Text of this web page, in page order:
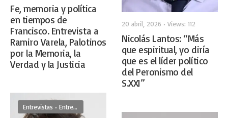
Fe, memoria y política
en tiempos de
Francisco. Entrevista a
Ramiro Varela, Palotinos
por la Memoria, la
Verdad y la Justicia
20 abril, 2026 • Views: 112
Nicolás Lantos: “Más
que espiritual, yo diría
que es el líder político
del Peronismo del
S.XXI”
Entrevistas • Entrevistas De Frente